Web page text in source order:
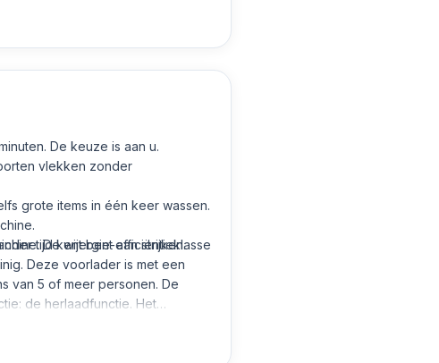
De keuze is aan u.
vlekken zonder
grote items in één keer wassen.
tijd kwijt bent aan strijken.
De energie-efficiëntieklasse
Deze voorlader is met een
van 5 of meer personen. De
de herlaadfunctie. Het
die met behulp van
Zelfs bij te veel wasmiddel